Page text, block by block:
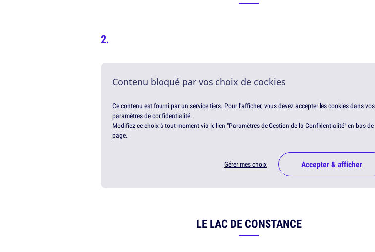
Contenu bloqué par vos choix de cookies
Ce contenu est fourni par un service tiers. Pour l'afficher, vous devez accepter les cookies dans vos
paramètres de confidentialité.
Modifiez ce choix à tout moment via le lien "Paramètres de Gestion de la Confidentialité" en bas de
page.
Gérer mes choix Accepter & afficher
LE LAC DE CONSTANCE